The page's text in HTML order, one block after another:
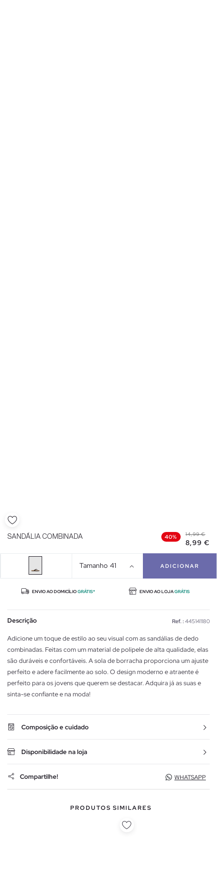
SANDÁLIA COMBINADA 40% 14,99 €
8,99 €
Tamanho 41 ADICIONAR
ENVIO AO DOMICÍLIOGRÁTIS* ENVIO AO LOJAGRÁTIS
Descrição Ref. : 445141180
Adicione um toque de estilo ao seu visual com as sandálias de dedo
combinadas. Feitas com um material de polipele de alta qualidade, elas
são duráveis e confortáveis. A sola de borracha proporciona um ajuste
perfeito e adere facilmente ao solo. O design moderno e atraente é
perfeito para os jovens que querem se destacar. Adquira já as suas e
sinta-se confiante e na moda!
Composição e cuidado
Disponibilidade na loja
Compartilhe! WHATSAPP
PRODUTOS SIMILARES